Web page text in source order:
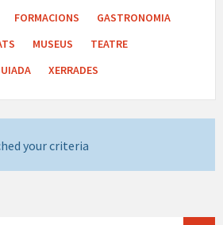
FORMACIONS
GASTRONOMIA
MUSEUS
TEATRE
XERRADES
your criteria